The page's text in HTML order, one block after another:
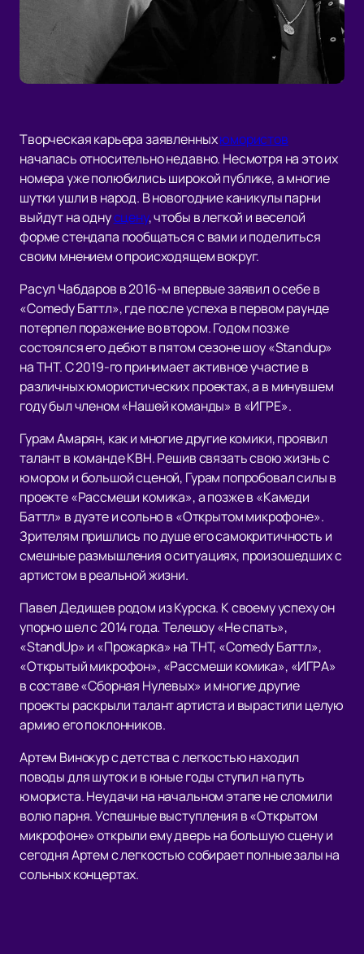
Творческая карьера заявленныхюмористов
началась относительно недавно. Несмотря на это их
номера уже полюбились широкой публике, а многие
шутки ушли в народ. В новогодние каникулы парни
выйдут на однусцену, чтобы в легкой и веселой
форме стендапа пообщаться с вами и поделиться
своим мнением о происходящем вокруг.
Расул Чабдаров в 2016-м впервые заявил о себе в
«Comedy Баттл», где после успеха в первом раунде
потерпел поражение во втором. Годом позже
состоялся его дебют в пятом сезоне шоу «Standup»
на ТНТ. С 2019-го принимает активное участие в
различных юмористических проектах, а в минувшем
году был членом «Нашей команды» в «ИГРЕ».
Гурам Амарян, как и многие другие комики, проявил
талант в команде КВН. Решив связать свою жизнь с
юмором и большой сценой, Гурам попробовал силы в
проекте «Рассмеши комика», а позже в «Камеди
Баттл» в дуэте и сольно в «Открытом микрофоне».
Зрителям пришлись по душе его самокритичность и
смешные размышления о ситуациях, произошедших с
артистом в реальной жизни.
Павел Дедищев родом из Курска. К своему успеху он
упорно шел с 2014 года. Телешоу «Не спать»,
«StandUp» и «Прожарка» на ТНТ, «Comedy Баттл»,
«Открытый микрофон», «Рассмеши комика», «ИГРА»
в составе «Сборная Нулевых» и многие другие
проекты раскрыли талант артиста и вырастили целую
армию его поклонников.
Артем Винокур с детства с легкостью находил
поводы для шуток и в юные годы ступил на путь
юмориста. Неудачи на начальном этапе не сломили
волю парня. Успешные выступления в «Открытом
микрофоне» открыли ему дверь на большую сцену и
сегодня Артем с легкостью собирает полные залы на
сольных концертах.